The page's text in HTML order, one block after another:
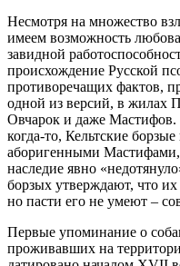
Несмотря на множество
имеем возможность
завидной
происхождение Русской
противоречащих фактов,
одной из версий, в жилах
Овчарок и даже Мастифов.
когда-то, Кельтские
аборигенными
наследие явно
борзых утверждают, что их
но пасти его не умеют –
Первые упоминание о
проживавших на